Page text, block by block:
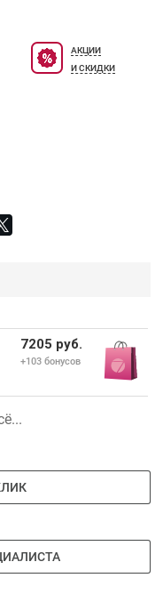
и белая роза;
и перец;
АКЦИИ
И СКИДКИ
7205 руб.
+103 бонусов